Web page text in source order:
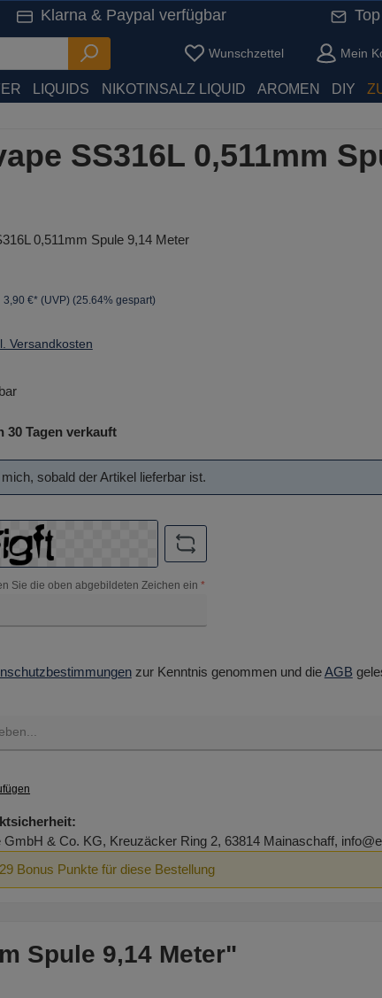
Klarna & Paypal verfügbar
Wunschzettel Du hast 0Mein
LIQUIDS NIKOTINSALZ LIQUID AROMEN DIY
SS316L 0,511mm
0,511mm Spule 9,14 Meter
3,90 €* (UVP) (25.64% gespart)
Versandkosten
30 Tagen verkauft
sobald der Artikel lieferbar ist.
Sie die oben abgebildeten Zeichen ein *
zur Kenntnis genommen und dieAGB
GmbH & Co. KG, Kreuzäcker Ring 2, 63814 Mainaschaff,
Bonus Punkte für diese Bestellung
Spule 9,14 Meter"